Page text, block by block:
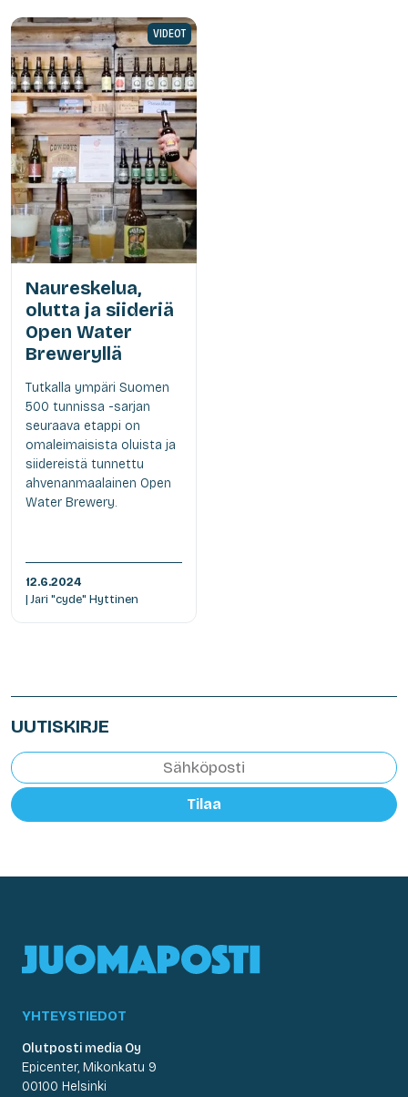
VIDEOT
Naureskelua,
olutta ja siideriä
Open Water
Breweryllä
Tutkalla ympäri Suomen
500 tunnissa -sarjan
seuraava etappi on
omaleimaisista oluista ja
siidereistä tunnettu
ahvenanmaalainen Open
Water Brewery.
12.6.2024
| Jari "cyde" Hyttinen
UUTISKIRJE
Tilaa
YHTEYSTIEDOT
Olutposti media Oy
Epicenter, Mikonkatu 9
00100 Helsinki